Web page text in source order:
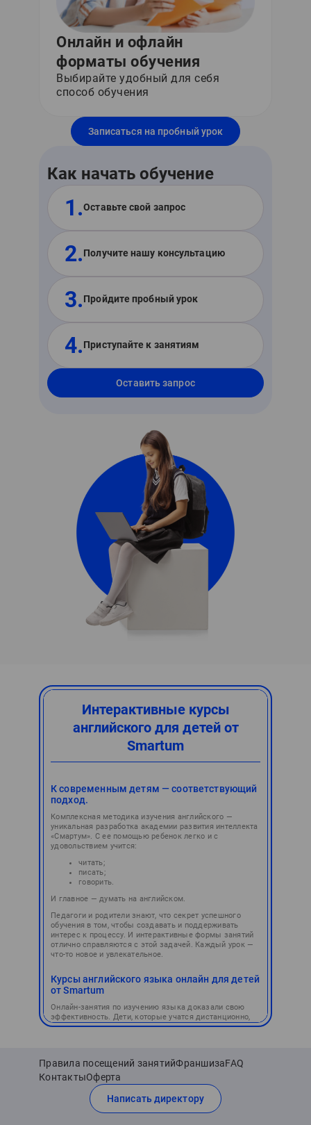
Онлайн и офлайн
форматы обучения
Выбирайте удобный для себя
способ обучения
Записаться на пробный урок
Как начать обучение
1.Оставьте свой запрос
2.Получите нашу консультацию
3.Пройдите пробный урок
4.Приступайте к занятиям
Оставить запрос
Интерактивные курсы
английского для детей от
Smartum
К современным детям — соответствующий
подход.
Комплексная методика изучения английского —
уникальная разработка академии развития интеллекта
«Смартум». С ее помощью ребенок легко и с
удовольствием учится:
читать;
писать;
говорить.
И главное — думать на английском.
Педагоги и родители знают, что секрет успешного
обучения в том, чтобы создавать и поддерживать
интерес к процессу. И интерактивные формы занятий
отлично справляются с этой задачей. Каждый урок —
что-то новое и увлекательное.
Курсы английского языка онлайн для детей
от Smartum
Онлайн-занятия по изучению языка доказали свою
эффективность. Дети, которые учатся дистанционно,
имеют уровень знаний не ниже, чем при очной форме.
Игровая.
Разговорная.
Использование современных технологий.
Онлайн-арена и турниры.
Правила посещений занятийФраншизаFAQ
КонтактыОферта
Написать директору